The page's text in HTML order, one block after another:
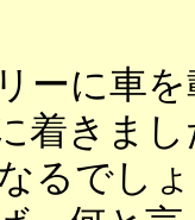
ーに車
着きま
るでし